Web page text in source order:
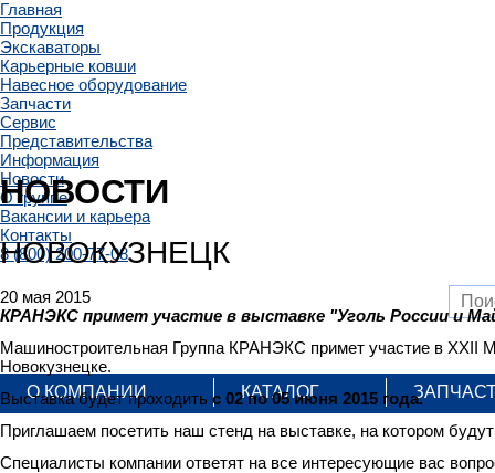
Главная
Продукция
Экскаваторы
Карьерные ковши
Навесное оборудование
Запчасти
Сервис
Представительства
Информация
Новости
О группе
Вакансии и карьера
Контакты
8 (800) 200-77-08
О КОМПАНИИ КАТАЛОГ
НОВОСТИ
НОВОКУЗНЕЦК
20 мая 2015
КРАНЭКС примет участие в выставке "Уголь России и
Машиностроительная Группа КРАНЭКС примет участие в XXII
Новокузнецке.
Выставка будет проходить с 02 по 05 июня 2015 года.
Приглашаем посетить наш стенд на выставке, на котором
Специалисты компании ответят на все интересующие вас